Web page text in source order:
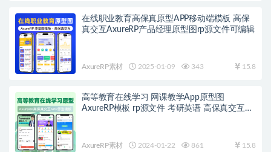
在线职业教育高保真原型APP移动端模板 高保
真交互AxureRP产品经理原型图rp源文件可编辑
AxureRP素材 2025-01-09 343 15.8
高等教育在线学习 网课教学App原型图
AxureRP模板 rp源文件 考研英语 高保真交互仿
AxureRP素材 2024-01-22 861 15.8